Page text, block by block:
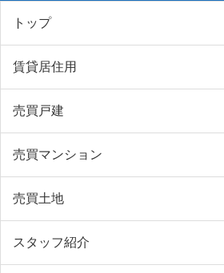
トップ
賃貸居住用
売買戸建
売買マンション
売買土地
スタッフ紹介